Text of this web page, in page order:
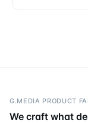
G.MEDIA PRODUCT
We craft what